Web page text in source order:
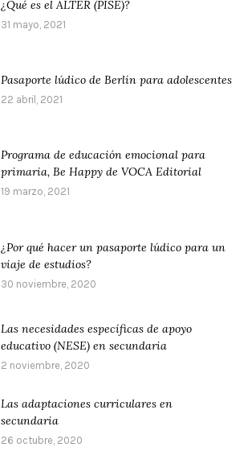
¿Qué es el ALTER (PISE)?
31 mayo, 2021
Pasaporte lúdico de Berlín para adolescentes
22 abril, 2021
Programa de educación emocional para
primaria, Be Happy de VOCA Editorial
19 marzo, 2021
¿Por qué hacer un pasaporte lúdico para un
viaje de estudios?
30 noviembre, 2020
Las necesidades específicas de apoyo
educativo (NESE) en secundaria
2 noviembre, 2020
Las adaptaciones curriculares en
secundaria
26 octubre, 2020